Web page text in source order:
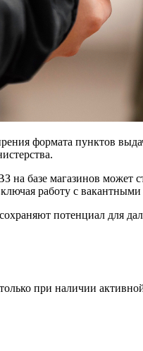
работу с
при наличии активной